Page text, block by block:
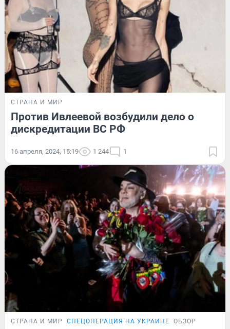
СТРАНА И МИР
Против Ивлеевой возбудили дело о
дискредитации ВС РФ
16 апреля, 2024, 15:19 1 244 1
СТРАНА И МИР СПЕЦОПЕРАЦИЯ НА УКРАИНЕ ОБЗОР